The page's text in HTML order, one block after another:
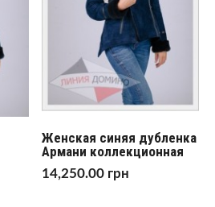
Женская синяя дубленка
Армани коллекционная
14,250.00 грн